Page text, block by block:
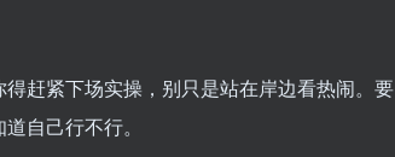
赶紧下场实操，别只是站在岸边看热闹。要
自己行不行。